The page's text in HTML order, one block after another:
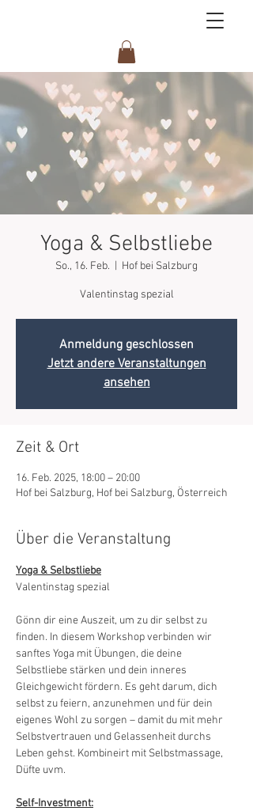
Yoga & Selbstliebe
So., 16. Feb. Hof bei Salzburg
Valentinstag spezial
Anmeldung geschlossen
Jetzt andere Veranstaltungen
ansehen
Zeit & Ort
16. Feb. 2025, 18:00 – 20:00
Hof bei Salzburg, Hof bei Salzburg, Österreich
Über die Veranstaltung
Yoga & Selbstliebe
Valentinstag spezial
Gönn dir eine Auszeit, um zu dir selbst zu
finden. In diesem Workshop verbinden wir
sanftes Yoga mit Übungen, die deine
Selbstliebe stärken und dein inneres
Gleichgewicht fördern. Es geht darum, dich
selbst zu feiern, anzunehmen und für dein
eigenes Wohl zu sorgen – damit du mit mehr
Selbstvertrauen und Gelassenheit durchs
Leben gehst. Kombineirt mit Selbstmassage,
Düfte uvm.
Self-Investment: